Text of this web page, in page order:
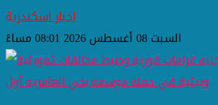
اخبار اسكندرية
السبت 08 أغسطس 2026 08:01 مساءً